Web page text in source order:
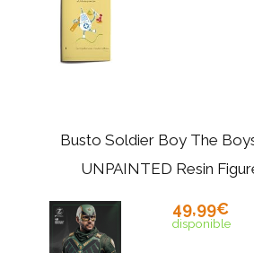
Busto Soldier Boy The
UNPAINTED Resin
49,99€
disponible